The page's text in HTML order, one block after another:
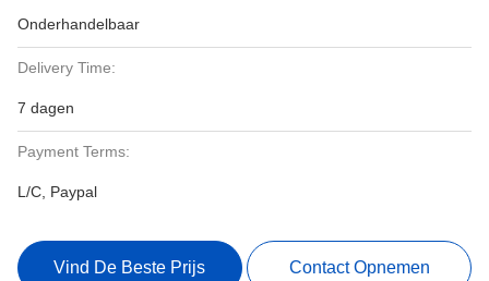
Onderhandelbaar
Delivery Time:
7 dagen
Payment Terms:
L/C, Paypal
Vind De Beste Prijs Contact Opnemen